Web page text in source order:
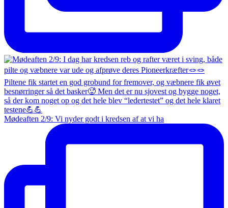
Mødeaften 2/9: Vi nyder godt i kredsen af at vi ha